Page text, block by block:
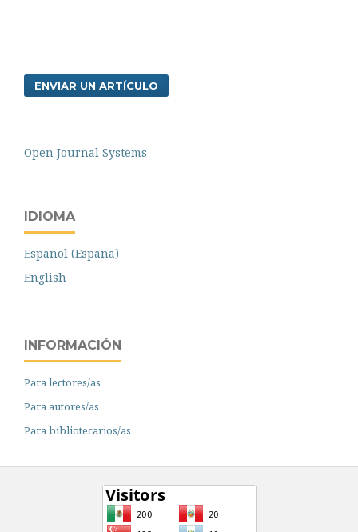
ENVIAR UN ARTÍCULO
Open Journal Systems
IDIOMA
Español (España)
English
INFORMACIÓN
Para lectores/as
Para autores/as
Para bibliotecarios/as